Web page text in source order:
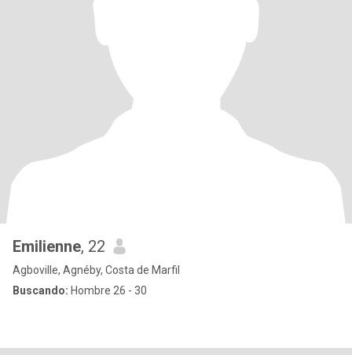
Emilienne, 22
Agboville, Agnéby, Costa de Marfil
Buscando: Hombre 26 - 30